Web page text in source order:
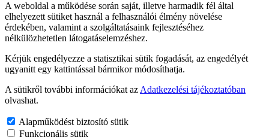
A weboldal a működése során saját, illetve harmadik fél által
elhelyezett sütiket használ a felhasználói élmény növelése
érdekében, valamint a szolgáltatásaink fejlesztéséhez
nélkülözhetetlen látogatáselemzéshez.
Kérjük engedélyezze a statisztikai sütik fogadását, az engedélyét
ugyanitt egy kattintással bármikor módosíthatja.
A sütikről további információkat az Adatkezelési tájékoztatóban
olvashat.
Alapműködést biztosító sütik
Funkcionális sütik